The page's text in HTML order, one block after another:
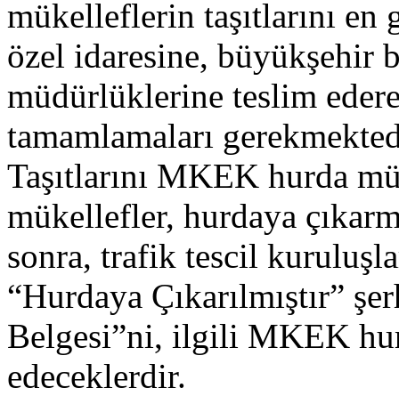
mükelleflerin taşıtlarını
özel idaresine, büyükşehir
müdürlüklerine teslim
tamamlamaları
Taşıtlarını MKEK hurda
mükellefler, hurdaya
sonra, trafik tescil
“Hurdaya Çıkarılmıştır”
Belgesi”ni, ilgili MKEK
edeceklerdir.